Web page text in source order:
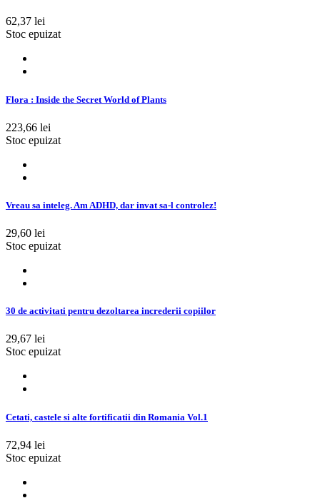
62,37 lei
Stoc epuizat
Flora : Inside the Secret World of Plants
223,66 lei
Stoc epuizat
Vreau sa inteleg. Am ADHD, dar invat sa-l controlez!
29,60 lei
Stoc epuizat
30 de activitati pentru dezoltarea increderii copiilor
29,67 lei
Stoc epuizat
Cetati, castele si alte fortificatii din Romania Vol.1
72,94 lei
Stoc epuizat